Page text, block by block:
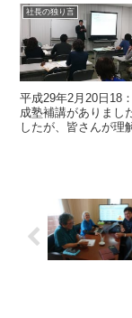
社長の独り言
平成29年2月20日18
成塾補講がありました。 初めて数字の先生をするので
したが、皆さんが理